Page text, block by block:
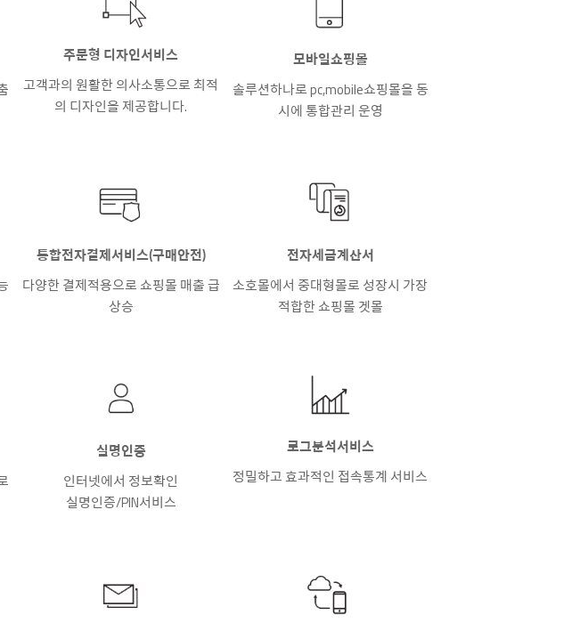
주문형 디자인서비스
고객과의 원활한 의사소통으로 최적
의 디자인을 제공합니다.
모바일쇼핑몰
솔루션하나로 pc,mobile쇼핑몰을 동
시에 통합관리 운영
통합전자결제서비스(구매안전)
다양한 결제적용으로 쇼핑몰 매출 급
상승
전자세금계산서
소호몰에서 중대형몰로 성장시 가장
적합한 쇼핑몰 겟몰
실명인증
인터넷에서 정보확인
실명인증/PIN서비스
로그분석서비스
정밀하고 효과적인 접속통계 서비스